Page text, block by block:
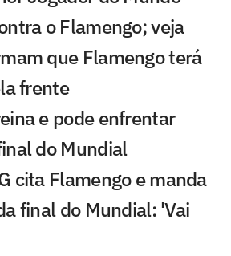
o Flamengo; veja
que Flamengo terá
frente
e pode enfrentar
do Mundial
cita Flamengo e manda
final do Mundial: 'Vai